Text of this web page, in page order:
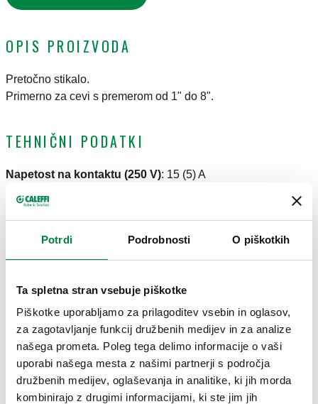
Potrdi Podrobnosti O piškotkih
Ta spletna stran vsebuje piškotke
Piškotke uporabljamo za prilagoditev vsebin in oglasov,
za zagotavljanje funkcij družbenih medijev in za analize
našega prometa. Poleg tega delimo informacije o vaši
uporabi našega mesta z našimi partnerji s področja
družbenih medijev, oglaševanja in analitike, ki jih morda
kombinirajo z drugimi informacijami, ki ste jim jih
OPIS PROIZVODA
Pretočno stikalo.
Primerno za cevi s premerom od 1" do 8".
TEHNIČNI PODATKI
Napetost na kontaktu (250 V): 15 (5) A
Območje temperature medija
CERTIFIKATI
RISBE IN SPECIFIKACIJE